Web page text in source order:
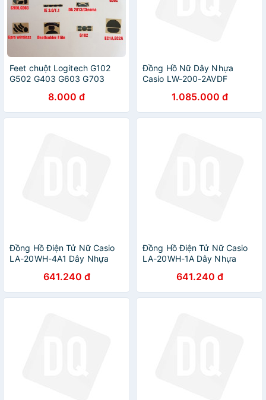
Feet chuột Logitech G102
G502 G403 G603 G703
G305 G-Pro-Wirelss
G300/300s MX-Maxter-V1,2
G900
8.000 đ
Đồng Hồ Nữ Dây Nhựa
Casio LW-200-2AVDF
1.085.000 đ
Đồng Hồ Điện Tử Nữ Casio
LA-20WH-4A1 Dây Nhựa
641.240 đ
Đồng Hồ Điện Tử Nữ Casio
LA-20WH-1A Dây Nhựa
641.240 đ